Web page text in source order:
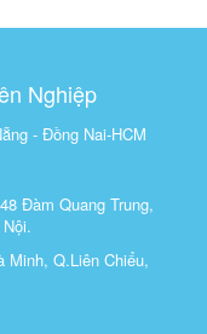
Nghiệp
- Đồng Nai-HCM
Đàm Quang Trung,
Minh, Q.Liên Chiểu,